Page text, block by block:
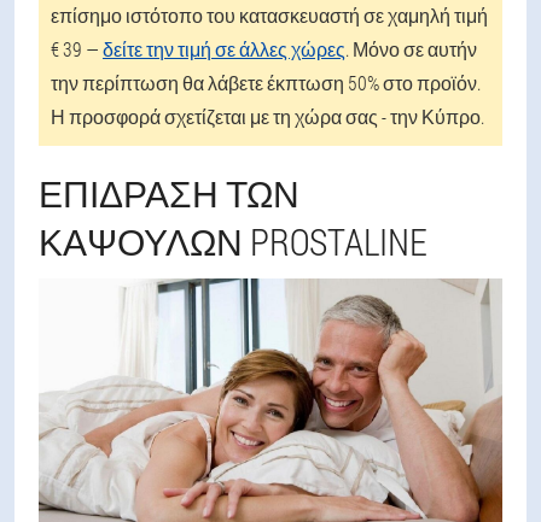
επίσημο ιστότοπο του κατασκευαστή σε χαμηλή τιμή
€ 39 —δείτε την τιμή σε άλλες χώρες. Μόνο σε αυτήν
την περίπτωση θα λάβετε έκπτωση 50% στο προϊόν.
Η προσφορά σχετίζεται με τη χώρα σας - την Κύπρο.
ΕΠΊΔΡΑΣΗ ΤΩΝ
ΚΑΨΟΥΛΏΝ PROSTALINE